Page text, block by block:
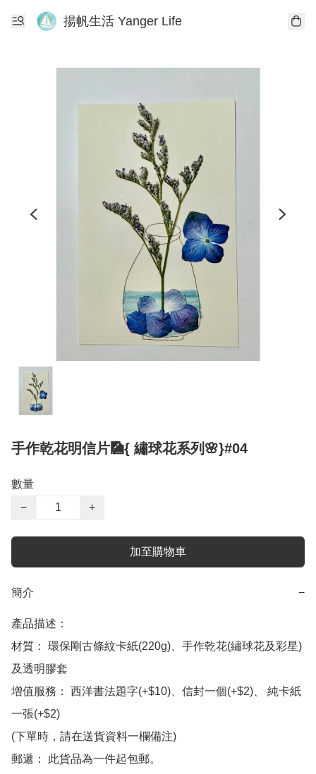
揚帆生活 Yanger Life
手作乾花明信片🎑{ 繡球花系列🌸}#04
數量
−
+
加至購物車
簡介 −
產品描述：
材質： 環保剛古條紋卡紙(220g)、手作乾花(繡球花及彩星)
及透明膠套
增值服務： 西洋書法題字(+$10)、信封一個(+$2)、 純卡紙
一張(+$2)
(下單時，請在送貨資料一欄備注)
郵遞： 此貨品為一件起包郵。